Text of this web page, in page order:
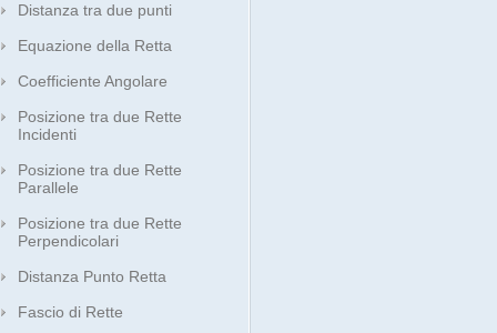
Distanza tra due punti
Equazione della Retta
Coefficiente Angolare
Posizione tra due Rette
Incidenti
Posizione tra due Rette
Parallele
Posizione tra due Rette
Perpendicolari
Distanza Punto Retta
Fascio di Rette